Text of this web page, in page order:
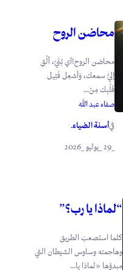
محاضن الروح
محاضن الروح!أي بُنَيّ، أَلْقِ
إليَّ سمعك، وَأَشعِل فَتِيل
قَلْبِك مِنْ...
صفاء عبد الله
فيأسنة الضياء.
“لماذا يا رب؟”
كلما استصعبَ الطريق
وهاجمته وساوس الشيطان التي
مبدؤها «لماذا يا...